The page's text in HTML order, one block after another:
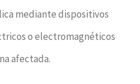
mediante dispositivos
o electromagnéticos
afectada.